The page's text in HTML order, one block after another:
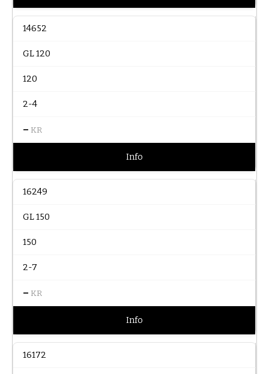
14652
GL 120
120
2-4
– KR
Info
16249
GL 150
150
2-7
– KR
Info
16172